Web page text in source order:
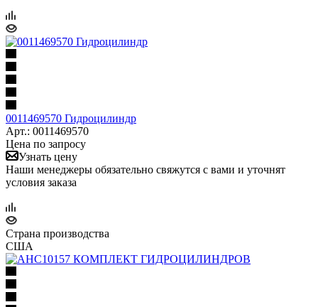
0011469570 Гидроцилиндр
Арт.: 0011469570
Цена по запросу
Узнать цену
Наши менеджеры обязательно свяжутся с вами и уточнят
условия заказа
Страна производства
США